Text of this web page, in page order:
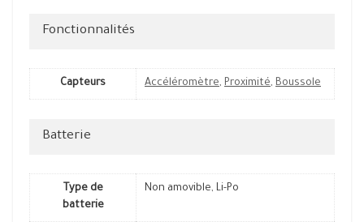
Fonctionnalités
Capteurs Accéléromètre, Proximité, Boussole
Batterie
Type de
batterie
Non amovible, Li-Po